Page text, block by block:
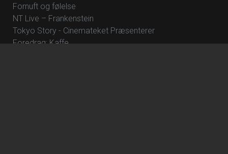
Fornuft og følelse
NT Live – Frankenstein
Tokyo Story - Cinemateket Præsenterer
Foredrag: Kaffe